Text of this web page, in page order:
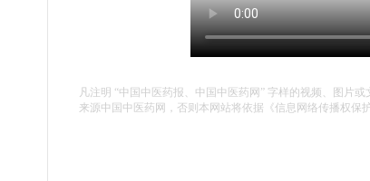
凡注明 “中国中医药报、中国中医药网” 字样的视频、图片
来源中国中医药网，否则本网站将依据《信息网络传播权保